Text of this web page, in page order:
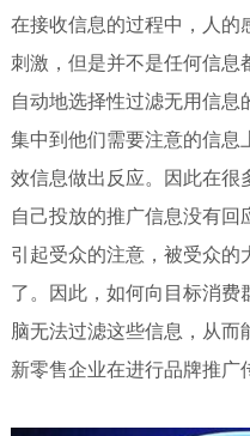
在接收信息的过程中，人的
刺激，但是并不是任何信息
自动地选择性过滤无用信息
集中到他们需要注意的信息
效信息做出反应。因此在很
自己投放的推广信息没有
引起受众的注意，被受众的
了。因此，如何向目标消费
脑无法过滤这些信息，从而
新零售企业在进行品牌推广